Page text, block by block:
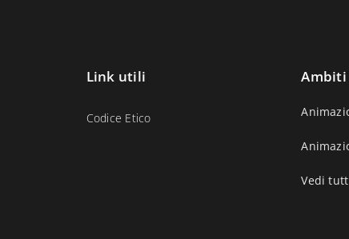
Link utili
Codice Etico
Ambiti
Vedi